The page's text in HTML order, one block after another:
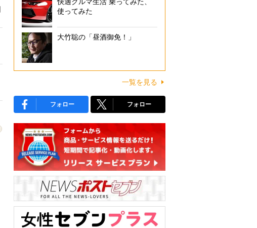
使ってみた
大竹聡の「昼酒御免！」
一覧を見る
フォロー フォロー